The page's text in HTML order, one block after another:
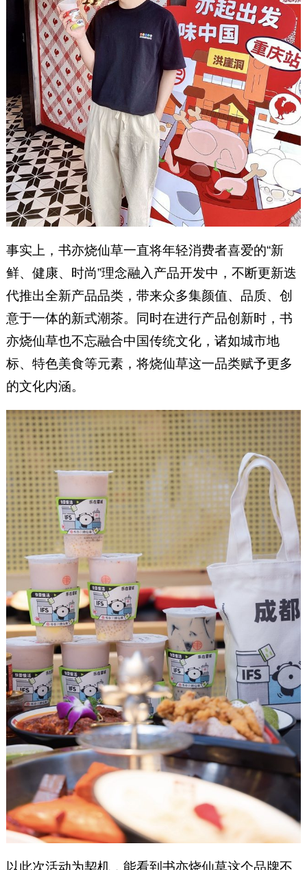
事实上，书亦烧仙草一直将年轻消费者喜爱的“新
鲜、健康、时尚”理念融入产品开发中，不断更新迭
代推出全新产品品类，带来众多集颜值、品质、创
意于一体的新式潮茶。同时在进行产品创新时，书
亦烧仙草也不忘融合中国传统文化，诸如城市地
标、特色美食等元素，将烧仙草这一品类赋予更多
的文化内涵。
以此次活动为契机，能看到书亦烧仙草这个品牌不